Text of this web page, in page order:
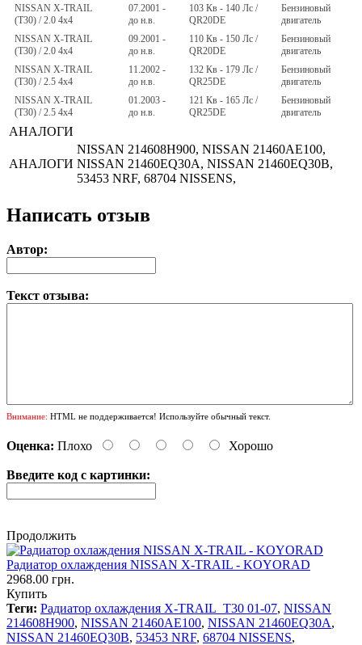
NISSAN X-TRAIL
(T30) / 2.0 4x4
07.2001 -
до н.в.
103 Кв - 140 Лс /
QR20DE
Бензиновый
двигатель
NISSAN X-TRAIL
(T30) / 2.0 4x4
09.2001 -
до н.в.
110 Кв - 150 Лс /
QR20DE
Бензиновый
двигатель
NISSAN X-TRAIL
(T30) / 2.5 4x4
11.2002 -
до н.в.
132 Кв - 179 Лс /
QR25DE
Бензиновый
двигатель
NISSAN X-TRAIL
(T30) / 2.5 4x4
01.2003 -
до н.в.
121 Кв - 165 Лс /
QR25DE
Бензиновый
двигатель
АНАЛОГИ
АНАЛОГИ
NISSAN 214608H900, NISSAN 21460AE100,
NISSAN 21460EQ30A, NISSAN 21460EQ30B,
53453 NRF, 68704 NISSENS,
Написать отзыв
Автор:
Текст отзыва:
Внимание: HTML не поддерживается! Используйте обычный текст.
Оценка: Плохо Хорошо
Введите код с картинки:
Продолжить
Радиатор охлаждения NISSAN X-TRAIL - KOYORAD
2968.00 грн.
Купить
Теги: Радиатор охлаждения X-TRAIL T30 01-07, NISSAN
214608H900, NISSAN 21460AE100, NISSAN 21460EQ30A,
NISSAN 21460EQ30B, 53453 NRF, 68704 NISSENS,